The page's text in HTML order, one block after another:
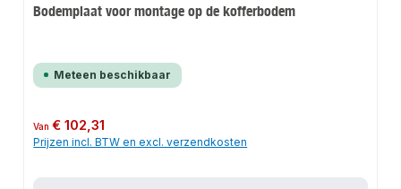
Bodemplaat voor montage op de kofferbodem
Meteen beschikbaar
Normale prijs:
Van€ 102,31
Prijzen incl. BTW en excl. verzendkosten